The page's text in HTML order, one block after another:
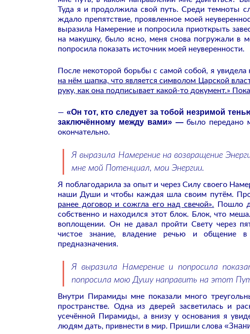
Туда я и продолжила свой путь. Среди темноты
ждало препятствие, проявленное моей
выразила Намерение и попросила приоткрыть
на макушку, было ясно, меня снова погружали в
попросила показать источник моей неуверенности.
После некоторой борьбы с самой собой, я увидела
на нём шапка, что является символом Царской
руку, как она подписывает какой-то документ.»
— «Он тот, кто следует за тобой незримой
заключённому между вами» —было передано
окончательно.
Я выразила Намерение на возвращение
мне мой Потенциал, мои Энергии.
Я поблагодарила за опыт и через Силу своего
наши Души и чтобы каждая шла своим путём.
ранее договор и сожгла его над свечой». Пошло
собственно и находился этот блок. Блок, что
воплощении. Он не давал пройти Свету через
чистое знание, владение речью и общение
предназначения.
Я выразила Намерение и попросила
попросила мою Душу направить на этот
Внутри Пирамиды мне показали много
пространстве. Одна из дверей засветилась и
усечённой Пирамиды, а внизу у основания я
людям дать, привнести в мир. Пришли слова